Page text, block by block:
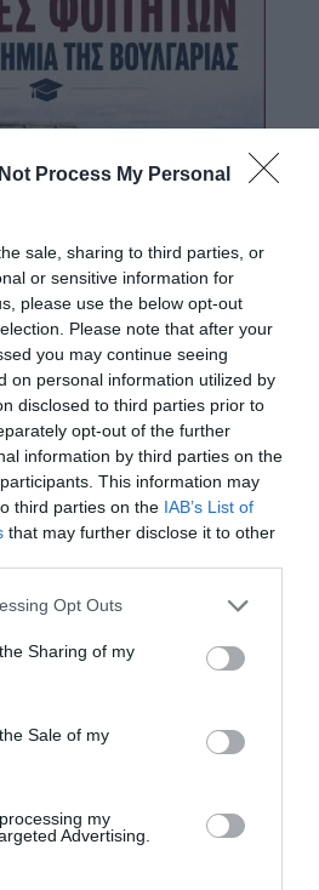
Process My Personal
sale, sharing to third parties, or
or sensitive information for
please use the below opt-out
Please note that after your
you may continue seeing
on personal information utilized by
disclosed to third parties prior to
opt-out of the further
information by third parties on the
This information may
third parties on the IAB’s List of
that may further disclose it to other
Opt Outs
Sharing of my
Sale of my
my
Advertising.